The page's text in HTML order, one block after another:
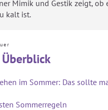
Mimik und Gestik zeigt, ob
kalt ist.
im Sommer: Das sollte
Sommerregeln